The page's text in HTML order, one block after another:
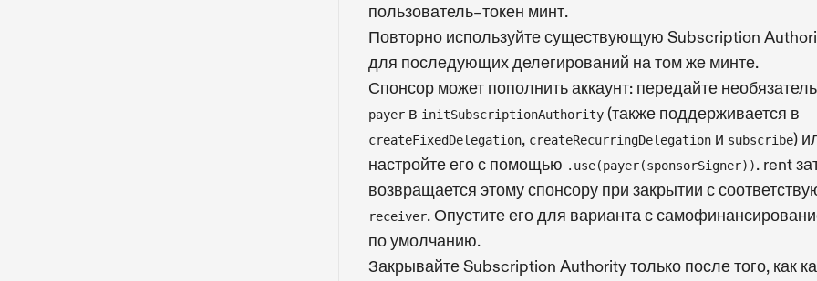
пользователь–токен минт.
Повторно используйте существующую Subscription
для последующих делегирований на том же минте.
Спонсор может пополнить аккаунт: передайте
payer в initSubscriptionAuthority (также поддерживается в
createFixedDelegation, createRecurringDelegation и subscribe)
настройте его с помощью .use(payer(sponsorSigner)). rent
возвращается этому спонсору при закрытии с
receiver. Опустите его для варианта с
по умолчанию.
Закрывайте Subscription Authority только после того, как